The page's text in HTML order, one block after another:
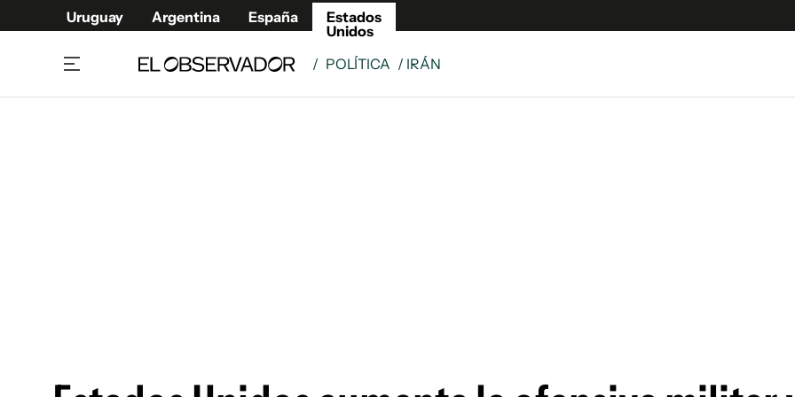
Uruguay Argentina España
Estados
Unidos
/ POLÍTICA / IRÁN